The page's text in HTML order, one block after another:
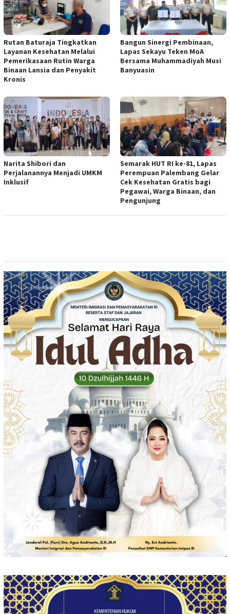
Rutan Baturaja Tingkatkan
Layanan Kesehatan Melalui
Pemerikasaan Rutin Warga
Binaan Lansia dan Penyakit
Kronis
Bangun Sinergi Pembinaan,
Lapas Sekayu Teken MoA
Bersama Muhammadiyah Musi
Banyuasin
Narita Shibori dan
Perjalanannya Menjadi UMKM
Inklusif
Semarak HUT RI ke-81, Lapas
Perempuan Palembang Gelar
Cek Kesehatan Gratis bagi
Pegawai, Warga Binaan, dan
Pengunjung